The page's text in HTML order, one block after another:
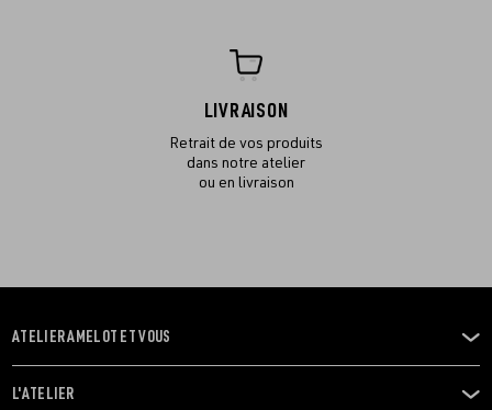
LIVRAISON
Retrait de vos produits
dans notre atelier
ou en livraison
OUVRIR
LE
MENU
ATELIER AMELOT ET VOUS
OUVRIR
L'ATELIER